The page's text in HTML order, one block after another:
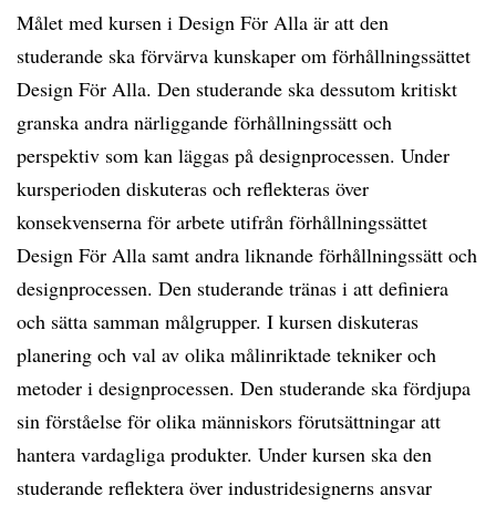
Målet med kursen i Design För Alla är att den
studerande ska förvärva kunskaper om förhållningssättet
Design För Alla. Den studerande ska dessutom kritiskt
granska andra närliggande förhållningssätt och
perspektiv som kan läggas på designprocessen. Under
kursperioden diskuteras och reflekteras över
konsekvenserna för arbete utifrån förhållningssättet
Design För Alla samt andra liknande förhållningssätt och
designprocessen. Den studerande tränas i att definiera
och sätta samman målgrupper. I kursen diskuteras
planering och val av olika målinriktade tekniker och
metoder i designprocessen. Den studerande ska fördjupa
sin förståelse för olika människors förutsättningar att
hantera vardagliga produkter. Under kursen ska den
studerande reflektera över industridesignerns ansvar